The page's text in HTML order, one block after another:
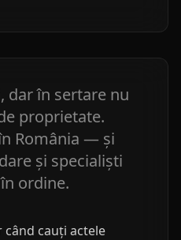
dar în sertare nu
proprietate.
România — și
și specialiști
ordine.
când cauți actele